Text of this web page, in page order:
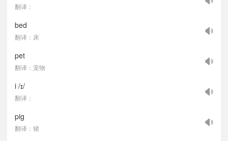
翻译：
bed
翻译：床
pet
翻译：宠物
i /ɪ/
翻译：
pig
翻译：猪